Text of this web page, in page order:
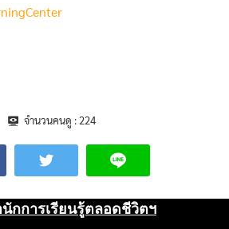
จำนวนคนดู :224
นักการเรียนรู้ตลอดชีวิตฯ